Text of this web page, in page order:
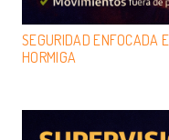
SEGURIDAD ENFOCADA
HORMIGA